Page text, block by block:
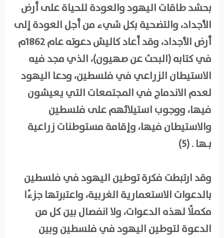
بحشد طاقات اليهود والعودة للحياة على أرض
الأجداد، والتضحية بكل شيء من أجل العودة إلى
أرض الأجداد، وقد أعاد كاليش دعوته عام 1862م
في كتابه (البحث عن صهيون)، الذي مجد فيه
الاستيطان الزراعي في فلسطين، ودعا اليهود
لعدم الاندماج في المجتمعات التي يعيشون
فيها، ووجوب استيلائهم على فلسطين
والاستيطان فيها، وإقامة مستوطنات زراعية
بـها . (5)
وقد ارتبطت فكرة توطين اليهود في فلسطين
بالدعوات الاستعمارية الغربية، واعتبرتها جزءًا
مكملًا لهذه الدعوات، ولا انفصال بين كل من
الدعوة لتوطين اليهود في فلسطين وبين